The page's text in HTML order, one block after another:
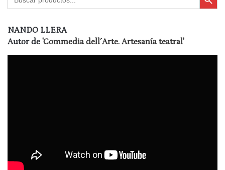
NANDO LLERA
Autor de 'Commedia dell´Arte. Artesanía teatral'